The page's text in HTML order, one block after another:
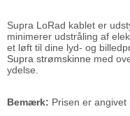
Supra LoRad kablet er
minimerer udstråling af
et løft til dine lyd- og
Supra strømskinne med
ydelse.
Bemærk: Prisen er angivet